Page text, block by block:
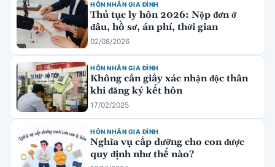
HÔN NHÂN GIA ĐÌNH
Thủ tục ly hôn 2026: Nộp đơn ở
đâu, hồ sơ, án phí, thời gian
02/08/2026
HÔN NHÂN GIA ĐÌNH
Không cần giấy xác nhận độc thân
khi đăng ký kết hôn
17/02/2025
HÔN NHÂN GIA ĐÌNH
Nghĩa vụ cấp dưỡng cho con được
quy định như thế nào?